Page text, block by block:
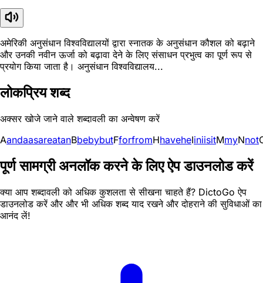
अमेरिकी अनुसंधान विश्वविद्यालयों द्वारा स्नातक के अनुसंधान कौशल को बढ़ाने
और उनकी नवीन ऊर्जा को बढ़ावा देने के लिए संसाधन प्रभुत्व का पूर्ण रूप से
प्रयोग किया जाता है। अनुसंधान विश्वविद्यालय...
लोकप्रिय शब्द
अक्सर खोजे जाने वाले शब्दावली का अन्वेषण करें
AandaasareatanBbebybutFforfromHhaveheIiniisitMmyNnot
पूर्ण सामग्री अनलॉक करने के लिए ऐप डाउनलोड करें
क्या आप शब्दावली को अधिक कुशलता से सीखना चाहते हैं? DictoGo ऐप
डाउनलोड करें और और भी अधिक शब्द याद रखने और दोहराने की सुविधाओं का
आनंद लें!